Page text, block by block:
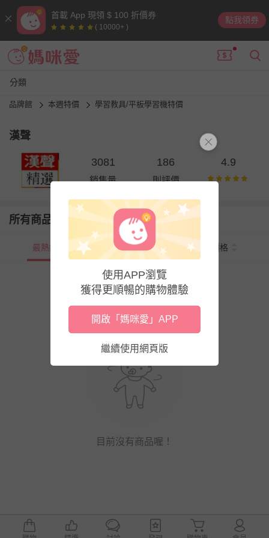
首載 App 現領 $ 100 折價券
( 10000+ )
點我領券
分類
品牌館 本週特價 學習教具/平板學習機特價
漢聲
3081
銷售量
186
則評價
4.9
所有商品
最熱銷 新上市 價格
目前沒有商品喔！
使用APP瀏覽
獲得更順暢的購物體驗
開啟「媽咪愛」APP
繼續使用網頁版